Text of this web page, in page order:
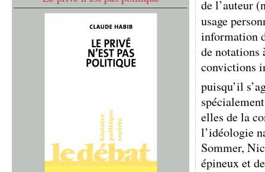
de l’auteur
usage
information
de notations
convictions
puisqu’il
elles de la
l’idéologie
Sommer,
épineux et